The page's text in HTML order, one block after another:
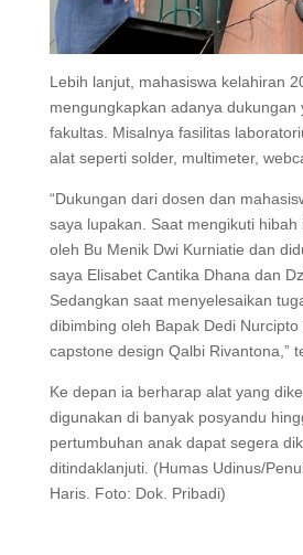
Lebih lanjut, mahasiswa kelahiran
mengungkapkan adanya dukungan
fakultas. Misalnya fasilitas
alat seperti solder, multimeter,
“Dukungan dari dosen dan
saya lupakan. Saat mengikuti hibah
oleh Bu Menik Dwi Kurniatie dan
saya Elisabet Cantika Dhana dan
Sedangkan saat menyelesaikan
dibimbing oleh Bapak Dedi
capstone design Qalbi Rivantona,”
Ke depan ia berharap alat yang
digunakan di banyak posyandu
pertumbuhan anak dapat segera
ditindaklanjuti. (Humas Udinus/
Haris. Foto: Dok. Pribadi)